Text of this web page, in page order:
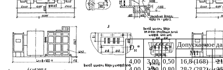
Dн* d* s*
Допускаемое
M1
4,00
3,00 0,50 16,8 (168)